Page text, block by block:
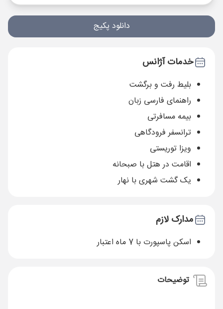
دانلود پکیج
خدمات آژانس
بلیط رفت و برگشت
راهنمای فارسی زبان
بیمه مسافرتی
ترانسفر فرودگاهی
ویزا توریستی
اقامت در هتل با صبحانه
یک گشت شهری با نهار
مدارک لازم
اسکن پاسپورت با 7 ماه اعتبار
توضیحات